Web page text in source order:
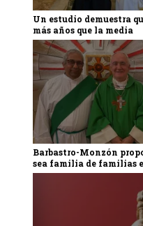
Un estudio demuestra
más años que la media
Barbastro-Monzón
sea familia de familias